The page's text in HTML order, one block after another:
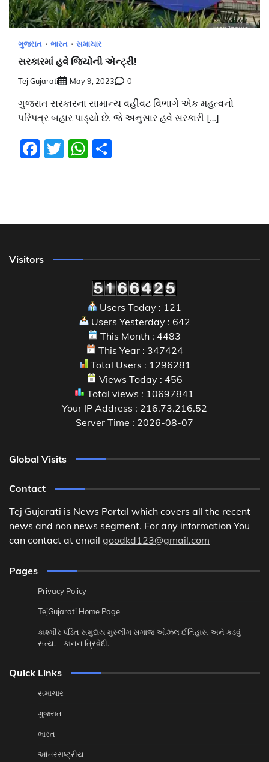
ગુજરાત ભારત સમાચાર
સરકારમાં હવે જિયોની એન્ટ્રી!
Tej Gujarati May 9, 2023 0
ગુજરાત સરકારના સામાન્ય વહીવટ વિભાગે એક મહત્વનો
પરિપત્ર બહાર પાડ્યો છે. જે અનુસાર હવે સરકારી […]
Facebook
TwitterWhatsApp
Visitors
Users Today : 121
Users Yesterday : 642
This Month : 4483
This Year : 347424
Total Users : 1296281
Views Today : 456
Total views : 10697841
Your IP Address : 216.73.216.52
Server Time : 2026-08-07
Global Visits
Contact
Tej Gujarati is News Portal which covers all the recent
news and non news segment. For any information You
can contact at email goodkd123@gmail.com
Pages
Privacy Policy
TejGujarati Home Page
કાશ્મીર પંડિત સમુદાય મુસ્લીમ સમાજ ઓઝલ ઈતિહાસ અને કડવું
સત્ય. – કાનન ત્રિવેદી.
Quick Links
સમાચાર
ગુજરાત
ભારત
આંતરરાષ્ટ્રીય